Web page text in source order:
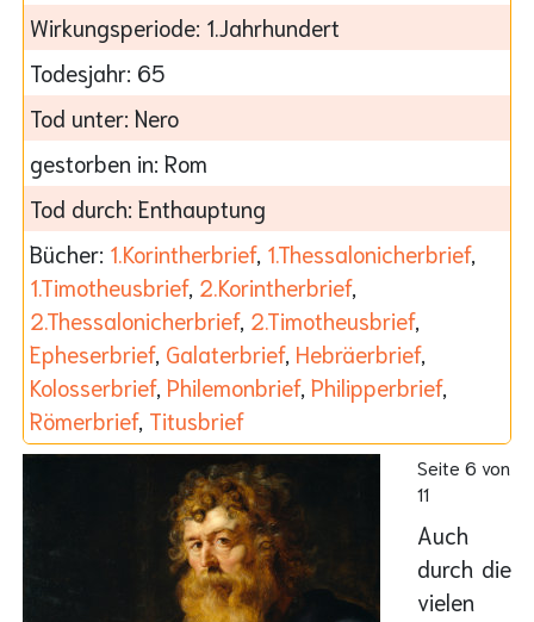
Wirkungsperiode: 1.Jahrhundert
Todesjahr: 65
Tod unter: Nero
gestorben in: Rom
Tod durch: Enthauptung
Bücher: 1.Korintherbrief, 1.Thessalonicherbrief,
1.Timotheusbrief, 2.Korintherbrief,
2.Thessalonicherbrief, 2.Timotheusbrief,
Epheserbrief, Galaterbrief, Hebräerbrief,
Kolosserbrief, Philemonbrief, Philipperbrief,
Römerbrief, Titusbrief
Seite 6 von
11
Auch
durch die
vielen